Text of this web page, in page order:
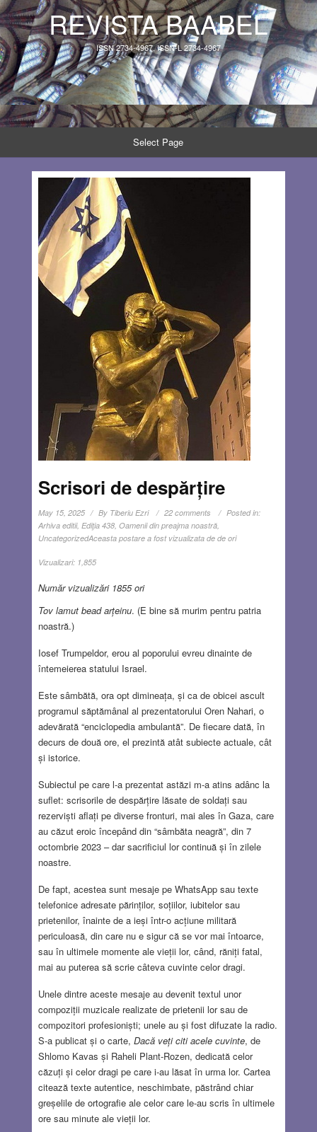
REVISTA BAABEL
ISSN 2734-4967, ISSN-L 2734-4967
Select Page
Scrisori de despărțire
May 15, 2025 By Tiberiu Ezri 22 comments
Posted in:
Arhiva editii, Ediţia 438, Oamenii din preajma noastră,
UncategorizedAceasta postare a fost vizualizata de de ori
Vizualizari: 1,855
Număr vizualizări 1855 ori
Tov lamut bead arțeinu. (E bine să murim pentru patria
noastră.)
Iosef Trumpeldor, erou al poporului evreu dinainte de
întemeierea statului Israel.
Este sâmbătă, ora opt dimineața, și ca de obicei ascult
programul săptămânal al prezentatorului Oren Nahari, o
adevărată “enciclopedia ambulantă”. De fiecare dată, în
decurs de două ore, el prezintă atât subiecte actuale, cât
și istorice.
Subiectul pe care l-a prezentat astăzi m-a atins adânc la
suflet: scrisorile de despărțire lăsate de soldați sau
rezerviști aflați pe diverse fronturi, mai ales în Gaza, care
au căzut eroic începând din “sâmbăta neagră”, din 7
octombrie 2023 – dar sacrificiul lor continuă și în zilele
noastre.
De fapt, acestea sunt mesaje pe WhatsApp sau texte
telefonice adresate părinților, soțiilor, iubitelor sau
prietenilor, înainte de a ieși într-o acțiune militară
periculoasă, din care nu e sigur că se vor mai întoarce,
sau în ultimele momente ale vieții lor, când, răniți fatal,
mai au puterea să scrie câteva cuvinte celor dragi.
Unele dintre aceste mesaje au devenit textul unor
compoziții muzicale realizate de prietenii lor sau de
compozitori profesioniști; unele au și fost difuzate la radio.
S-a publicat și o carte, Dacă veți citi acele cuvinte, de
Shlomo Kavas și Raheli Plant-Rozen, dedicată celor
căzuți și celor dragi pe care i-au lăsat în urma lor. Cartea
citează texte autentice, neschimbate, păstrând chiar
greșelile de ortografie ale celor care le-au scris în ultimele
ore sau minute ale vieții lor.